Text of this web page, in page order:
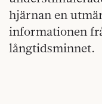
hjärnan en
informationen
långtidsminnet.